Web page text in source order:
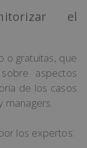
el
o gratuitas, que
aspectos
de los casos
managers.
los expertos: